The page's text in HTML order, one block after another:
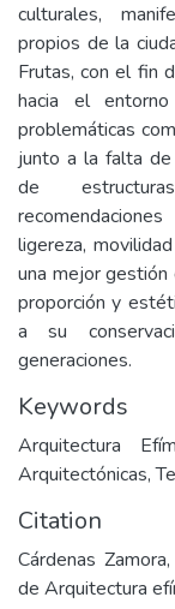
culturales,
propios de la
Frutas, con el fin
hacia el
problemáticas
junto a la falta de
de
ligereza,
una mejor gestión
proporción y
a su
generaciones.
Keywords
Arquitectura
Arquitectónicas,
Citation
Cárdenas
de Arquitectura